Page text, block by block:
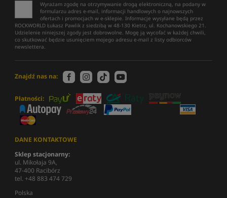
Wyrażam zgodę na otrzymywanie drogą elektroniczną, na podany w
formularzu adres e-mail, informacji handlowych o najnowszych
ofertach i promocjach w e-sklepie. Informacje wysyłane będą przez
ROCKWORLD Łukasz Pawlik z siedzibą w 48-130 Kietrz, ul. Kochanowskiego 21.
Udzielenie niniejszej zgody jest dobrowolne. Mogę ją wycofać w każdej chwili,
co skutkować będzie usunięciem mojego adresu e-mail z listy odbiorców
newslettera.
Znajdź nas na:
Płatności:
DANE KONTAKTOWE
Sklep stacjonarny:
ul. Mikołaja 9A,
47-400 Racibórz
tel. +48 883 474 729
Polska